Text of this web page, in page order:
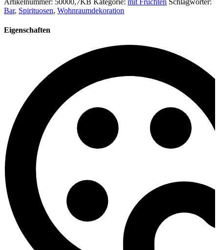
Artikelnummer: 50000,7KB Kategorie: mit Früchten Schlagwörter:
Bar, Spirituosen, Wohnraumdekoration
Eigenschaften